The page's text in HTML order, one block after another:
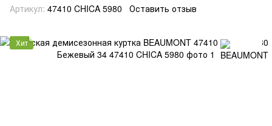
Артикул: 47410 CHICA 5980 Оставить отзыв
Хит